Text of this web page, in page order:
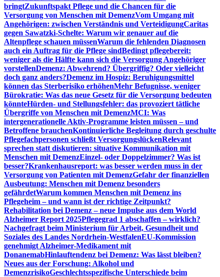
bringtZukunftspakt Pflege und die Chancen für die
Versorgung von Menschen mit DemenzVom Umgang mit
Angehörigen: zwischen Verständnis und VerteidigungCaritas
gegen Sawatzki-Schelte: Warum wir genauer auf die
Altenpflege schauen müssenWarum die fehlenden Diagnosen
auch ein Auftrag für die Pflege sindBedingt pflegebereit:
weniger als die Hälfte kann sich die Versorgung Angehöriger
vorstellenDemenz: Abwehrend? Übergriffig? Oder vielleicht
doch ganz anders?Demenz im Hospiz: Beruhigungsmittel
können das Sterberisiko erhöhenMehr Befugnisse, weniger
Bürokratie: Was das neue Gesetz für die Versorgung bedeuten
könnteHürden- und Stellungsfehler: das provoziert tätliche
Übergriffe von Menschen mit DemenzMCI: Was
intergenerationelle Aktiv-Programme leisten müssen – und
Betroffene brauchenKontinuierliche Begleitung durch geschulte
Pflegefachpersonen schließt VersorgungslückenRelevant
sprechen statt diskutieren: situative Kommunikation mit
Menschen mit DemenzEinzel- oder Doppelzimmer? Was ist
besser?Krankenhausreport: was besser werden muss in der
Versorgung von Patienten mit DemenzGefahr der finanziellen
Ausbeutung: Menschen mit Demenz besonders
gefährdetWarum kommen Menschen mit Demenz ins
Pflegeheim – und wann ist der richtige Zeitpunkt?
Rehabilitation bei Demenz – neue Impulse aus dem World
Alzheimer Report 2025Pflegegrad 1 abschaffen – wirklich?
Nachgefragt beim Ministerium für Arbeit, Gesundheit und
Soziales des Landes Nordrhein-WestfalenEU-Kommission
genehmigt Alzheimer-Medikament mit
DonanemabHinlauftendenz bei Demenz: Was lässt bleiben?
Neues aus der Forschung: Alkohol und
DemenzrisikoGeschlechtsspezifische Unterschiede beim